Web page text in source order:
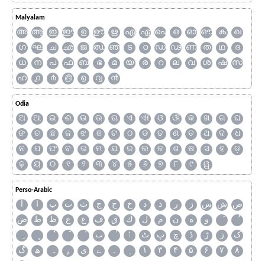
Malyalam
അ ആ ഇ ഈ ഉ ഊ ഋ എ ഏ ഐ ഒ ഓ ഔ ക
ഖ
ഗ
ഘ ച ഛ ജ ഝ ഞ ട ഠ ഡ ഢ ണ ത ഥ
ദ
ധ
ന പ ഫ ബ ഭ മ യ ര റ ല വ ശ ഷ
സ
ഹ
൧ ൪ ൫ ൭ ൮ ൯
Odia
ଅ ଆ ଇ ଈ ଉ ଊ ଋ ଏ ଐ ଓ ଔ କ ଖ ଗ
ଘ
ଙ
ଚ ଛ ଜ ଝ ଞ ଟ ଠ ଡ ଢ ଣ ତ ଥ ଦ
ଧ
ନ
ପ ଫ ବ ଭ ମ ଯ ର ଲ ଳ ଶ ଷ ସ ହ
ଡ଼
ଢ଼
ୟ ୦ ୧ ୨ ୩ ୪ ୫ ୬ ୭ ୮ ୯ ୱ
Perso-Arabic
آ ا ب ت ث ج ح خ د ذ ر ز س ش ص
ض
ط ظ ع غ ف ق ك ل م ن ه
و
ٮ
ٲ ٹ پ چ ڈ ڑ ژ
ک
گ
ھ ہ ۄ ی ے ۔ ۱ ۳ ۴ ۵ ۶ ۷
۸